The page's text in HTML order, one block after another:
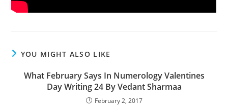
YOU MIGHT ALSO LIKE
What February Says In Numerology Valentines
Day Writing 24 By Vedant Sharmaa
February 2, 2017